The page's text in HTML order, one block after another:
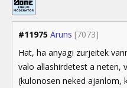
#11975 Aruns [7073]
Hat, ha anyagi zurjeitek
valo allashirdetest a neten,
(kulonosen neked ajanlom,